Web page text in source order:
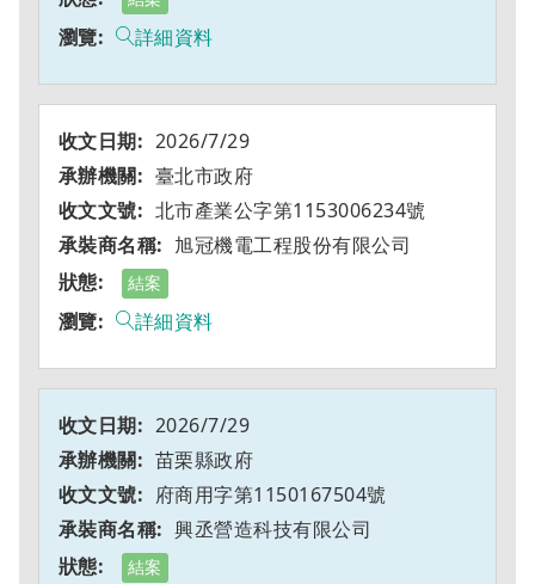
詳細資料
2026/7/29
臺北市政府
北市產業公字第1153006234號
旭冠機電工程股份有限公司
結案
詳細資料
2026/7/29
苗栗縣政府
府商用字第1150167504號
興丞營造科技有限公司
結案